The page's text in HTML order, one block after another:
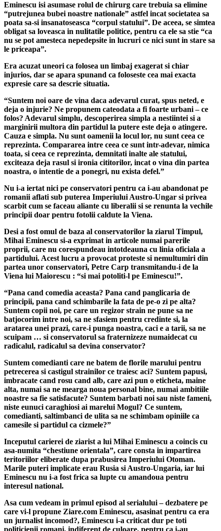
Eminescu isi asumase rolul de chirurg care trebuia sa elimine
“putrejunea bubei noastre nationale” astfel incat societatea sa
poata sa-si insanatoseasca “corpul statului”. De aceea, se simtea
obligat sa loveasca in nulitatile politice, pentru ca ele sa stie “ca
nu se pot amesteca nepedepsite in lucruri ce nici sunt in stare sa
le priceapa”.
Era acuzat uneori ca folosea un limbaj exagerat si chiar
injurios, dar se apara spunand ca foloseste cea mai exacta
expresie care sa descrie situatia.
“Suntem noi oare de vina daca adevarul curat, spus neted, e
deja o injurie? Ne propunem cateodata a fi foarte urbani – ce
folos? Adevarul simplu, descoperirea simpla a nestiintei si a
marginirii multora din partidul la putere este deja o atingere.
Cauza e simpla. Nu sunt oamenii la locul lor, nu sunt ceea ce
reprezinta. Compararea intre ceea ce sunt intr-adevar, nimica
toata, si ceea ce reprezinta, demnitati inalte ale statului,
exciteaza deja rasul si ironia cititorilor, incat o vina din partea
noastra, o intentie de a ponegri, nu exista defel.”
Nu i-a iertat nici pe conservatori pentru ca i-au abandonat pe
romanii aflati sub puterea Imperiului Austro-Ungar si privea
scarbit cum se faceau aliante cu liberalii si se renunta la vechile
principii doar pentru fotolii caldute la Viena.
Desi a fost omul de baza al conservatorilor la ziarul Timpul,
Mihai Eminescu si-a exprimat in articole numai parerile
proprii, care nu corespundeau intotdeauna cu linia oficiala a
partidului. Acest lucru a provocat proteste si nemultumiri din
partea unor conservatori, Petre Carp transmitandu-i de la
Viena lui Maiorescu : “si mai potoliti-l pe Eminescu!”.
“Pana cand comedia aceasta? Pana cand panglicaria de
principii, pana cand schimbarile la fata de pe-o zi pe alta?
Suntem copii noi, pe care un regizor strain ne pune sa ne
batjocorim intre noi, sa ne sfasiem pentru credinte si, la
aratarea unei prazi, care-i punga noastra, caci e a tarii, sa ne
scuipam … si conservatorul sa fraternizeze numaidecat cu
radicalul, radicalul sa devina conservator?
Suntem comedianti care ne batem de florile marului pentru
petrecerea si castigul strainilor ce traiesc aci? Suntem papusi,
imbracate cand rosu cand alb, care azi pun o eticheta, maine
alta, numai sa ne mearga noua personal bine, numai ambitiile
noastre sa fie satisfacute? Suntem barbati noi sau niste fameni,
niste eunuci caraghiosi ai marelui Mogul? Ce suntem,
comedianti, saltimbanci de ulita sa ne schimbam opiniile ca
camesile si partidul ca cizmele?”
Inceputul carierei de ziarist a lui Mihai Eminescu a coincis cu
asa-numita “chestiune orientala”, care consta in impartirea
teritoriilor eliberate dupa prabusirea Imperiului Otoman.
Marile puteri implicate erau Rusia si Austro-Ungaria, iar lui
Eminescu nu i-a fost frica sa lupte cu amandoua pentru
interesul national.
Asa cum vedeam in primul episod al serialului – dezbatere pe
care vi-l propune Ziare.com Eminescu, asasinat pentru ca era
un jurnalist incomod?, Eminescu i-a criticat dur pe toti
politicienii romani, indiferent de culoare, pentru ca i-au